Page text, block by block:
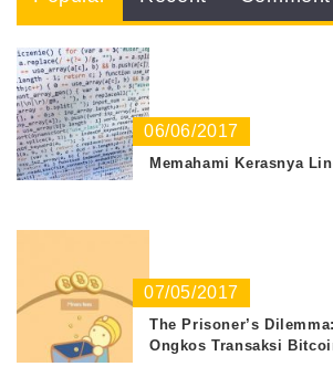
06/06/2017
Memahami Kerasnya
07/05/2017
The Prisoner’s
Ongkos Transaksi